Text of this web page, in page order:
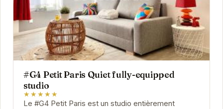
#G4 Petit Paris Quiet fully-equipped
studio
★★★★★
Le #G4 Petit Paris est un studio entièrement